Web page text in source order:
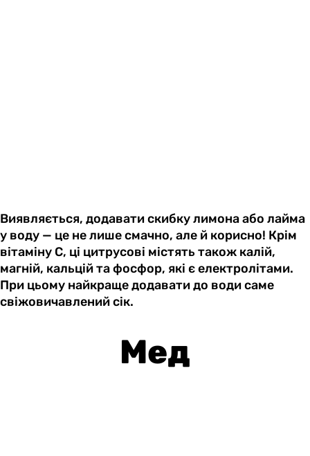
Виявляється, додавати скибку лимона або лайма
у воду — це не лише смачно, але й корисно! Крім
вітаміну С, ці цитрусові містять також калій,
магній, кальцій та фосфор, які є електролітами.
При цьому найкраще додавати до води саме
свіжовичавлений сік.
Мед